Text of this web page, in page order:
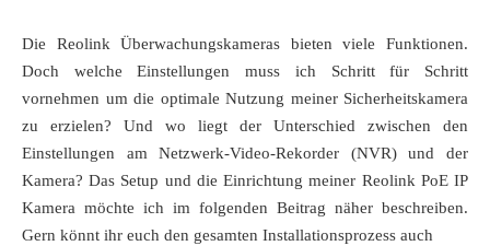
Die Reolink Überwachungskameras bieten viele Funktionen.
Doch welche Einstellungen muss ich Schritt für Schritt
vornehmen um die optimale Nutzung meiner Sicherheitskamera
zu erzielen? Und wo liegt der Unterschied zwischen den
Einstellungen am Netzwerk-Video-Rekorder (NVR) und der
Kamera? Das Setup und die Einrichtung meiner Reolink PoE IP
Kamera möchte ich im folgenden Beitrag näher beschreiben.
Gern könnt ihr euch den gesamten Installationsprozess auch